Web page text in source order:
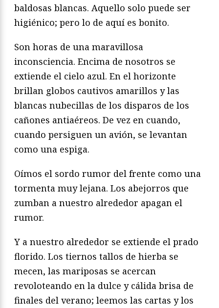
baldosas blancas. Aquello solo puede ser
higiénico; pero lo de aquí es bonito.
Son horas de una maravillosa
inconsciencia. Encima de nosotros se
extiende el cielo azul. En el horizonte
brillan globos cautivos amarillos y las
blancas nubecillas de los disparos de los
cañones antiaéreos. De vez en cuando,
cuando persiguen un avión, se levantan
como una espiga.
Oímos el sordo rumor del frente como una
tormenta muy lejana. Los abejorros que
zumban a nuestro alrededor apagan el
rumor.
Y a nuestro alrededor se extiende el prado
florido. Los tiernos tallos de hierba se
mecen, las mariposas se acercan
revoloteando en la dulce y cálida brisa de
finales del verano; leemos las cartas y los